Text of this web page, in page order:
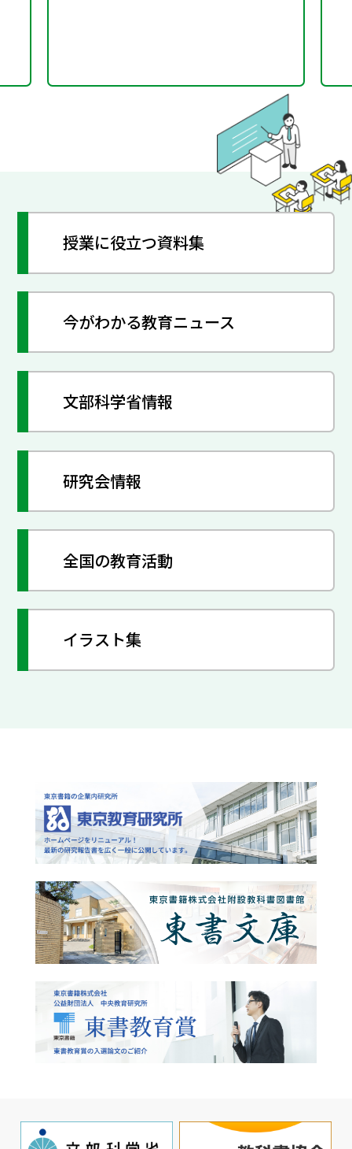
授業に役立つ資料集
今がわかる教育ニュース
文部科学省情報
研究会情報
全国の教育活動
イラスト集